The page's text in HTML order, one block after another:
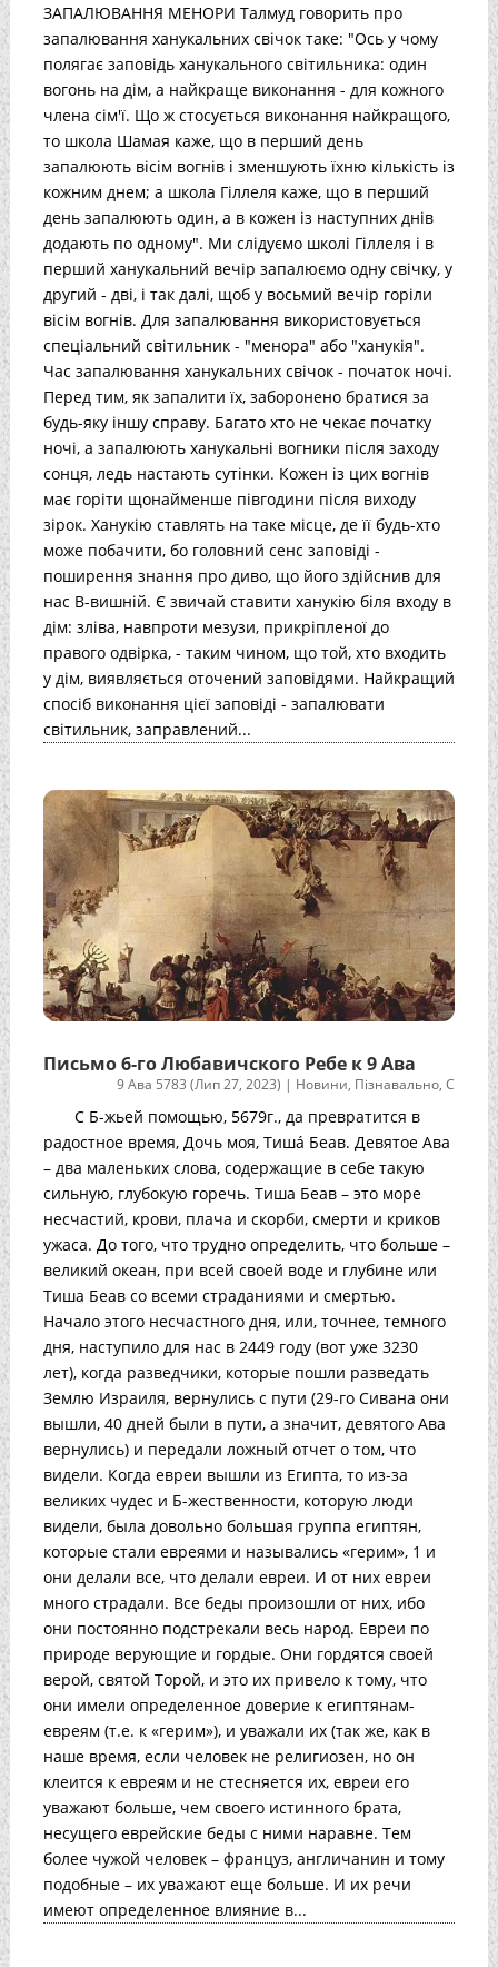
ЗАПАЛЮВАННЯ МЕНОРИ Талмуд говорить про
запалювання ханукальних свічок таке: "Ось у чому
полягає заповідь ханукального світильника: один
вогонь на дім, а найкраще виконання - для кожного
члена сім'ї. Що ж стосується виконання найкращого,
то школа Шамая каже, що в перший день
запалюють вісім вогнів і зменшують їхню кількість із
кожним днем; а школа Гіллеля каже, що в перший
день запалюють один, а в кожен із наступних днів
додають по одному". Ми слідуємо школі Гіллеля і в
перший ханукальний вечір запалюємо одну свічку, у
другий - дві, і так далі, щоб у восьмий вечір горіли
вісім вогнів. Для запалювання використовується
спеціальний світильник - "менора" або "ханукія".
Час запалювання ханукальних свічок - початок ночі.
Перед тим, як запалити їх, заборонено братися за
будь-яку іншу справу. Багато хто не чекає початку
ночі, а запалюють ханукальні вогники після заходу
сонця, ледь настають сутінки. Кожен із цих вогнів
має горіти щонайменше півгодини після виходу
зірок. Ханукію ставлять на таке місце, де її будь-хто
може побачити, бо головний сенс заповіді -
поширення знання про диво, що його здійснив для
нас В-вишній. Є звичай ставити ханукію біля входу в
дім: зліва, навпроти мезузи, прикріпленої до
правого одвірка, - таким чином, що той, хто входить
у дім, виявляється оточений заповідями. Найкращий
спосіб виконання цієї заповіді - запалювати
світильник, заправлений...
Письмо 6-го Любавичского Ребе к 9 Ава
9 Ава 5783 (Лип 27, 2023) | Новини, Пізнавально,С
С Б-жьей помощью, 5679г., да превратится в
радостное время, Дочь моя, Тишá Беав. Девятое Ава
– два маленьких слова, содержащие в себе такую
сильную, глубокую горечь. Тиша Беав – это море
несчастий, крови, плача и скорби, смерти и криков
ужаса. До того, что трудно определить, что больше –
великий океан, при всей своей воде и глубине или
Тиша Беав со всеми страданиями и смертью.
Начало этого несчастного дня, или, точнее, темного
дня, наступило для нас в 2449 году (вот уже 3230
лет), когда разведчики, которые пошли разведать
Землю Израиля, вернулись с пути (29-го Сивана они
вышли, 40 дней были в пути, а значит, девятого Ава
вернулись) и передали ложный отчет о том, что
видели. Когда евреи вышли из Египта, то из-за
великих чудес и Б-жественности, которую люди
видели, была довольно большая группа египтян,
которые стали евреями и назывались «герим», 1 и
они делали все, что делали евреи. И от них евреи
много страдали. Все беды произошли от них, ибо
они постоянно подстрекали весь народ. Евреи по
природе верующие и гордые. Они гордятся своей
верой, святой Торой, и это их привело к тому, что
они имели определенное доверие к египтянам-
евреям (т.е. к «герим»), и уважали их (так же, как в
наше время, если человек не религиозен, но он
клеится к евреям и не стесняется их, евреи его
уважают больше, чем своего истинного брата,
несущего еврейские беды с ними наравне. Тем
более чужой человек – француз, англичанин и тому
подобные – их уважают еще больше. И их речи
имеют определенное влияние в...